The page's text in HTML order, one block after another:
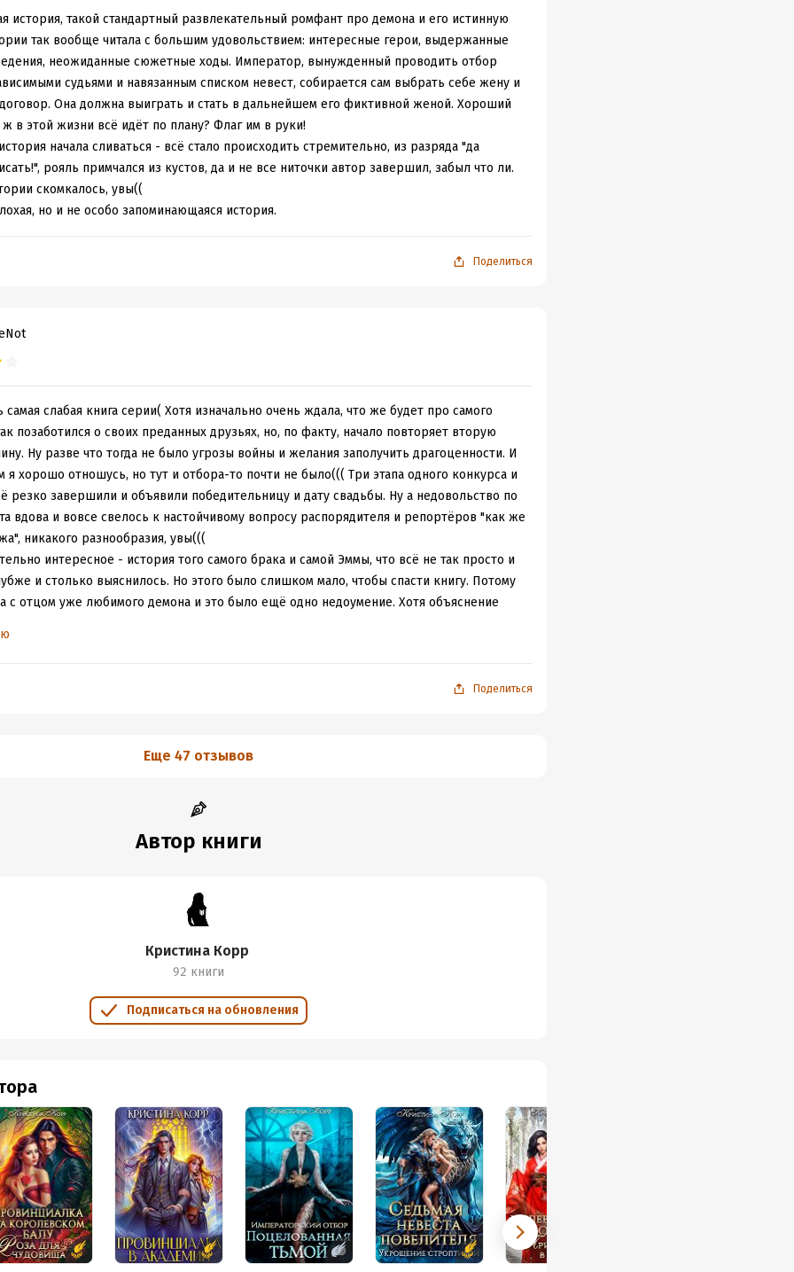
проверки на невинность, конкурса красоты, танцев и всякой другой мишуры, так
Будущие императрицы, показывают свой ум, аналитические способности,
законы. На мой взгляд, что-то подобное и должно проходить на отборах.
герои и харизматичные помощники – отличная получилась история.))
история, такой стандартный развлекательный ромфант про демона и его истинную
так вообще читала с большим удовольствием: интересные герои, выдержанные
неожиданные сюжетные ходы. Император, вынужденный проводить отбор
судьями и навязанным списком невест, собирается сам выбрать себе жену и
Она должна выиграть и стать в дальнейшем его фиктивной женой. Хороший
ж в этой жизни всё идёт по плану? Флаг им в руки!
начала сливаться - всё стало происходить стремительно, из разряда "да
рояль примчался из кустов, да и не все ниточки автор завершил, забыл что ли.
скомкалось, увы((
но и не особо запоминающаяся история.
Поделиться
самая слабая книга серии( Хотя изначально очень ждала, что же будет про самого
позаботился о своих преданных друзьях, но, по факту, начало повторяет вторую
Ну разве что тогда не было угрозы войны и желания заполучить драгоценности. И
я хорошо отношусь, но тут и отбора-то почти не было((( Три этапа одного конкурса и
резко завершили и объявили победительницу и дату свадьбы. Ну а недовольство по
вдова и вовсе свелось к настойчивому вопросу распорядителя и репортёров "как же
никакого разнообразия, увы(((
интересное - история того самого брака и самой Эммы, что всё не так просто и
и столько выяснилось. Но этого было слишком мало, чтобы спасти книгу. Потому
с отцом уже любимого демона и это было ещё одно недоумение. Хотя объяснение
и "залипательно" после предыдущих историй. И поэтому тоже история потеряла,
Поделиться
Еще 47 отзывов
Автор книги
Кристина Корр
92 книги
Подписаться на обновления